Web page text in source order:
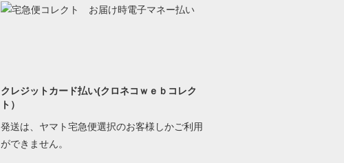
クレジットカード払い(クロネコｗｅｂコレク
ト）
発送は、ヤマト宅急便選択のお客様しかご利用
ができません。